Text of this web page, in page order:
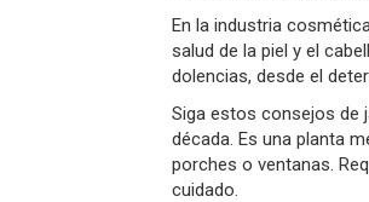
En la industria
salud de la piel y el
dolencias, desde el
Siga estos consejos de
década. Es una planta
porches o ventanas.
cuidado.